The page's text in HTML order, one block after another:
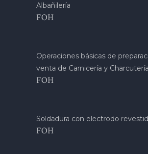
Albañilería
FOH
Operaciones básicas de
venta de Carnicería y Charcutería
FOH
Soldadura con electrodo
FOH